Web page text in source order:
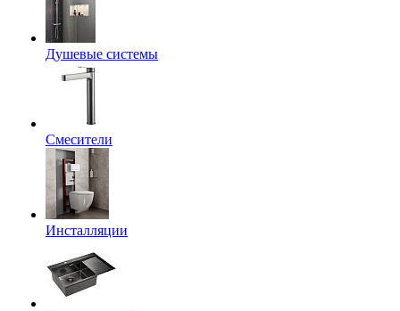
Душевые системы
Смесители
Инсталляции